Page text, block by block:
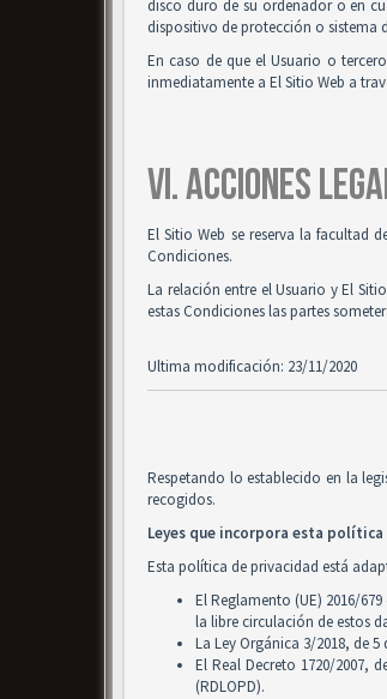
disco duro de su ordenador o en
dispositivo de protección o sistema
En caso de que el Usuario o
inmediatamente a El Sitio Web a
VI. ACCIONES
El Sitio Web se reserva la facultad
Condiciones.
La relación entre el Usuario y El
estas Condiciones las partes
Ultima modificación: 23/11/2020
Respetando lo establecido en la
recogidos.
Leyes que incorpora esta
Esta política de privacidad está
El Reglamento (UE) 2016/
la libre circulación de estos
La Ley Orgánica 3/2018, de
El Real Decreto 1720/2007,
(RDLOPD).